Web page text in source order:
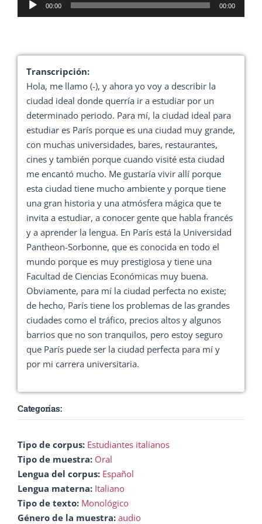
de
00:00 00:00
Transcripción:
Hola, me llamo (-), y ahora yo voy a describir la
ciudad ideal donde querría ir a estudiar por un
determinado periodo. Para mí, la ciudad ideal para
estudiar es París porque es una ciudad muy grande,
con muchas universidades, bares, restaurantes,
cines y también porque cuando visité esta ciudad
me encantó mucho. Me gustaría vivir allí porque
esta ciudad tiene mucho ambiente y porque tiene
una gran historia y una atmósfera mágica que te
invita a estudiar, a conocer gente que habla francés
y a aprender la lengua. En París está la Universidad
Pantheon-Sorbonne, que es conocida en todo el
mundo porque es muy prestigiosa y tiene una
Facultad de Ciencias Económicas muy buena.
Obviamente, para mí la ciudad perfecta no existe;
de hecho, París tiene los problemas de las grandes
ciudades como el tráfico, precios altos y algunos
barrios que no son tranquilos, pero estoy seguro
que París puede ser la ciudad perfecta para mí y
por mi carrera universitaria.
Categorías:
Tipo de corpus: Estudiantes italianos
Tipo de muestra: Oral
Lengua del corpus: Español
Lengua materna: Italiano
Tipo de texto: Monológico
Género de la muestra: audio